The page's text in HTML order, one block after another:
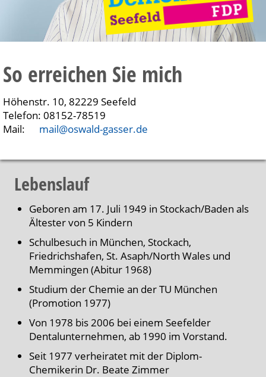
So erreichen Sie mich
Höhenstr. 10, 82229 Seefeld
Telefon: 08152-78519
Mail: mail@oswald-gasser.de
Lebenslauf
Geboren am 17. Juli 1949 in Stockach/Baden als
Ältester von 5 Kindern
Schulbesuch in München, Stockach,
Friedrichshafen, St. Asaph/North Wales und
Memmingen (Abitur 1968)
Studium der Chemie an der TU München
(Promotion 1977)
Von 1978 bis 2006 bei einem Seefelder
Dentalunternehmen, ab 1990 im Vorstand.
Seit 1977 verheiratet mit der Diplom-
Chemikerin Dr. Beate Zimmer